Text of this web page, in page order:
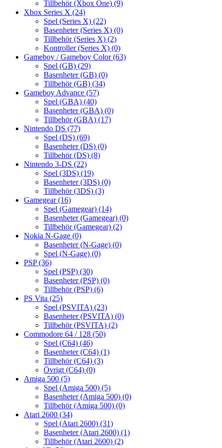
Tillbehör (Xbox One) (9)
Xbox Series X (24)
Spel (Series X) (22)
Basenheter (Series X) (0)
Tillbehör (Series X) (2)
Kontroller (Series X) (0)
Gameboy / Gameboy Color(63)
Spel (GB) (29)
Basenheter (GB) (0)
Tillbehör (GB) (34)
Gameboy Advance (57)
Spel (GBA) (40)
Basenheter (GBA) (0)
Tillbehör (GBA) (17)
Nintendo DS (77)
Spel (DS) (69)
Basenheter (DS) (0)
Tillbehör (DS) (8)
Nintendo 3-DS (22)
Spel (3DS) (19)
Basenheter (3DS) (0)
Tillbehör (3DS) (3)
Gamegear(16)
Spel (Gamegear) (14)
Basenheter (Gamegear) (0)
Tillbehör (Gamegear) (2)
Nokia N-Gage (0)
Basenheter (N-Gage) (0)
Spel (N-Gage) (0)
PSP(36)
Spel (PSP) (30)
Basenheter (PSP) (0)
Tillbehör (PSP) (6)
PS Vita (25)
Spel (PSVITA) (23)
Basenheter (PSVITA) (0)
Tillbehör (PSVITA) (2)
Commodore 64 / 128 (50)
Spel (C64) (46)
Basenheter (C64) (1)
Tillbehör (C64) (3)
Övrigt (C64) (0)
Amiga 500 (5)
Spel (Amiga 500) (5)
Basenheter (Amiga 500) (0)
Tillbehör (Amiga 500) (0)
Atari 2600 (34)
Spel (Atari 2600) (31)
Basenheter (Atari 2600) (1)
Tillbehör (Atari 2600) (2)